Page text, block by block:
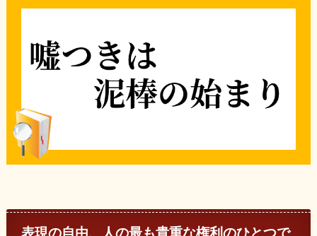
表現の自由、人の最も貴重な権利のひとつで